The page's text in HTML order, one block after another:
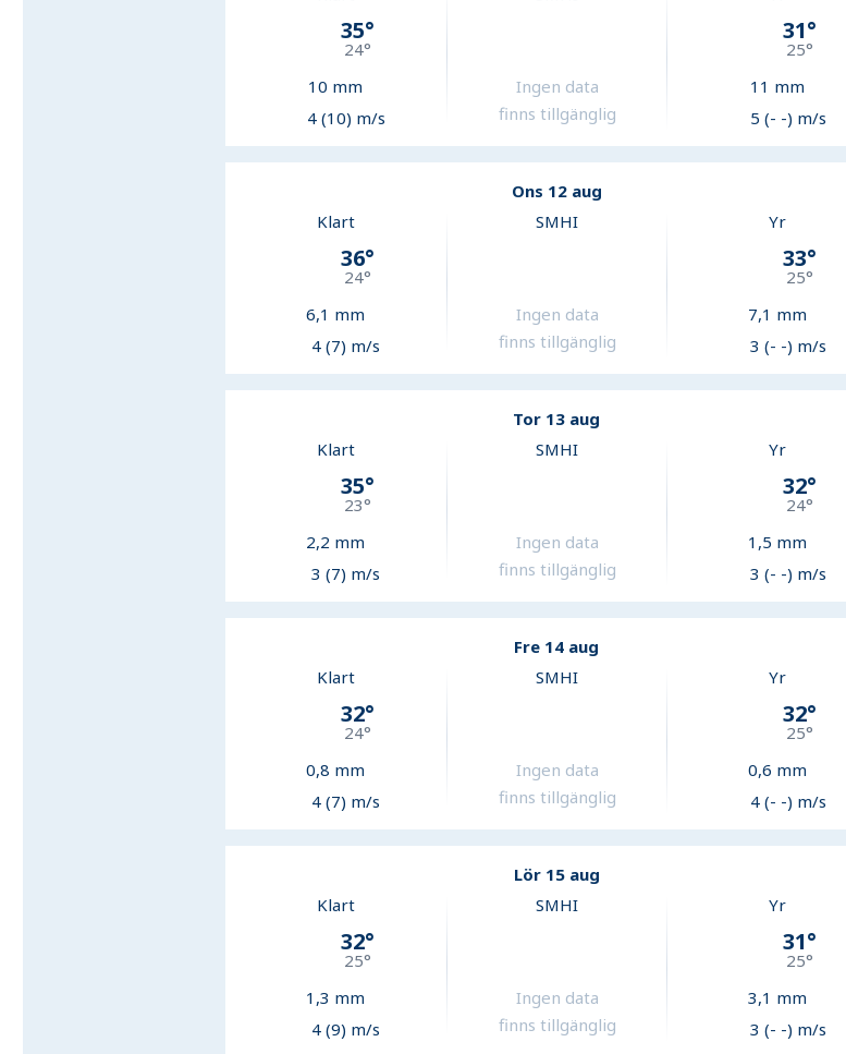
35°
24°
10 mm
4 (10) m/s
Ingen data
finns tillgänglig
31°
25°
11 mm
5 (- -) m/s
Ons 12 aug
Klart
36°
24°
6,1 mm
4 (7) m/s
SMHI
Ingen data
finns tillgänglig
Yr
33°
25°
7,1 mm
3 (- -) m/s
Tor 13 aug
Klart
35°
23°
2,2 mm
3 (7) m/s
SMHI
Ingen data
finns tillgänglig
Yr
32°
24°
1,5 mm
3 (- -) m/s
Fre 14 aug
Klart
32°
24°
0,8 mm
4 (7) m/s
SMHI
Ingen data
finns tillgänglig
Yr
32°
25°
0,6 mm
4 (- -) m/s
Lör 15 aug
Klart
32°
25°
1,3 mm
4 (9) m/s
SMHI
Ingen data
finns tillgänglig
Yr
31°
25°
3,1 mm
3 (- -) m/s